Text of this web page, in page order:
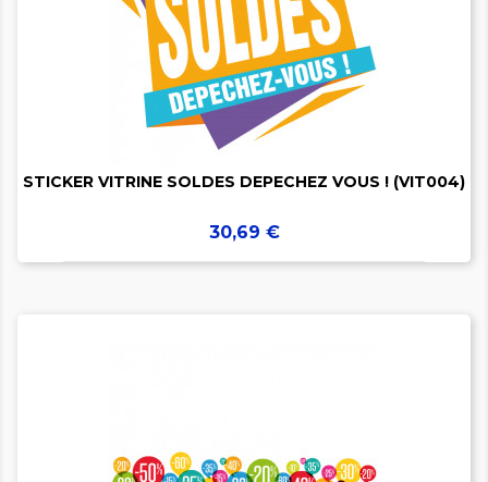


STICKER VITRINE SOLDES DEPECHEZ VOUS ! (VIT004)
Prix
30,69 €